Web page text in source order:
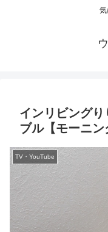
気
インリビング
ブル【モーニン
TV・YouTube